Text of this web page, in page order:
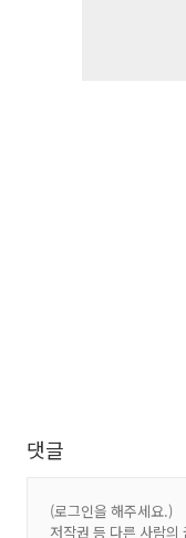
댓글